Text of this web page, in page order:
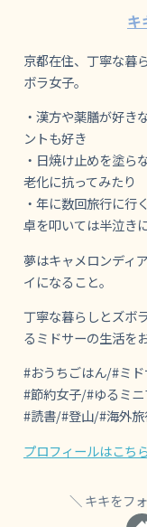
キ
京都在住、丁寧な暮
ボラ女子。
・漢方や薬膳が好き
ントも好き
・日焼け止めを塗ら
老化に抗ってみたり
・年に数回旅行に行
卓を叩いては半泣き
夢はキャメロンディ
イになること。
丁寧な暮らしとズボ
るミドサーの生活を
#おうちごはん/#ミ
#節約女子/#ゆるミニ
#読書/#登山/#海外
プロフィールはこちら
キキをフ